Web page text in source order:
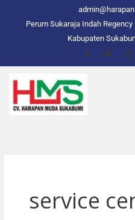
Perum Sukaraja Indah
Kabupaten
service